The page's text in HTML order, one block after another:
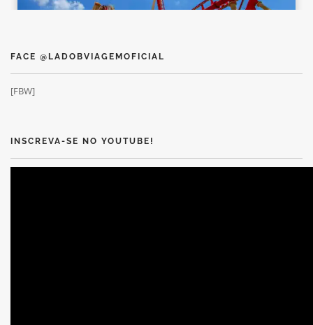
FACE @LADOBVIAGEMOFICIAL
[FBW]
INSCREVA-SE NO YOUTUBE!